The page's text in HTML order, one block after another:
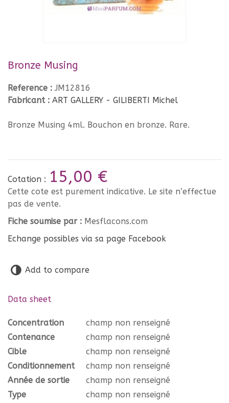
Bronze Musing
Reference : JM12816
Fabricant : ART GALLERY - GILIBERTI Michel
Bronze Musing 4ml. Bouchon en bronze. Rare.
Cotation : 15,00 €
Cette cote est purement indicative. Le site n’effectue
pas de vente.
Fiche soumise par : Mesflacons.com
Echange possibles via sa page Facebook
Add to compare
Data sheet
Concentration
champ non renseigné
Contenance
champ non renseigné
Cible
champ non renseigné
Conditionnement
champ non renseigné
Année de sortie
champ non renseigné
Type
champ non renseigné